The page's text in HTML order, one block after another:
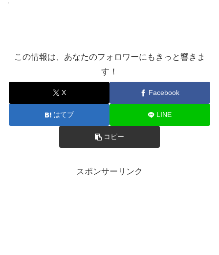
この情報は、あなたのフォロワーにもきっと響きま
す！
X Facebook
はてブ LINE
コピー
スポンサーリンク